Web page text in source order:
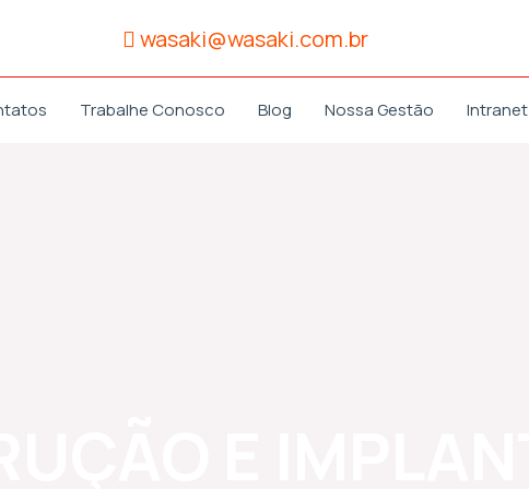
wasaki@wasaki.com.br
Trabalhe Conosco Blog Nossa Gestão Intranet